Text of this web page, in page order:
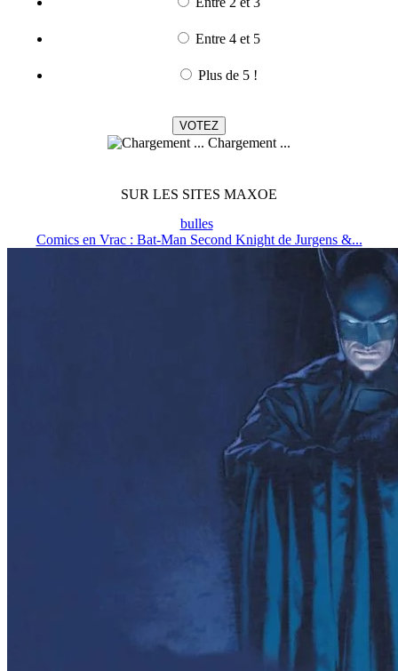
Entre 4 et 5
Plus de 5 !
Chargement ...
SUR LES SITES MAXOE
bulles
Comics en Vrac : Bat-Man Second Knight de Jurgens &...